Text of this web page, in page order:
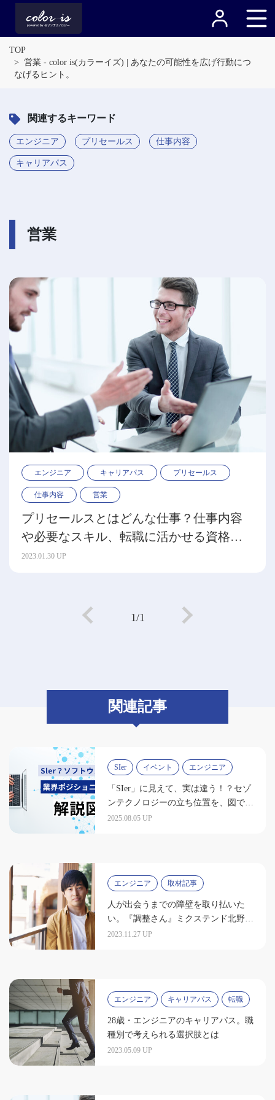
TOP
営業 - color is(カラーイズ) | あなたの可能性を広げ行動につ
なげるヒント。
関連するキーワード
エンジニア プリセールス 仕事内容
キャリアパス
営業
エンジニア キャリアパス プリセールス
仕事内容 営業
プリセールスとはどんな仕事？仕事内容
や必要なスキル、転職に活かせる資格を
紹介
2023.01.30 UP
1/1
関連記事
SIer イベント エンジニア
「SIer」に見えて、実は違う！？セゾ
ンテクノロジーの立ち位置を、図で解
説します
2025.08.05 UP
エンジニア 取材記事
人が出会うまでの障壁を取り払いた
い。『調整さん』ミクステンド北野智
大が目指す世界
2023.11.27 UP
エンジニア キャリアパス 転職
28歳・エンジニアのキャリアパス。職
種別で考えられる選択肢とは
2023.05.09 UP